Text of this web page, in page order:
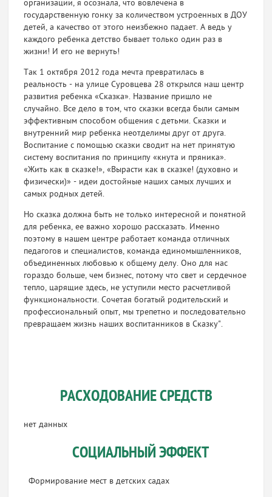
организации, я осознала, что вовлечена в
государственную гонку за количеством устроенных в ДОУ
детей, а качество от этого неизбежно падает. А ведь у
каждого ребенка детство бывает только один раз в
жизни! И его не вернуть!
Так 1 октября 2012 года мечта превратилась в
реальность - на улице Суровцева 28 открылся наш центр
развития ребенка «Сказка». Название пришло не
случайно. Все дело в том, что сказки всегда были самым
эффективным способом общения с детьми. Сказки и
внутренний мир ребенка неотделимы друг от друга.
Воспитание с помощью сказки сводит на нет принятую
систему воспитания по принципу «кнута и пряника».
«Жить как в сказке!», «Вырасти как в сказке! (духовно и
физически)» - идеи достойные наших самых лучших и
самых родных детей.
Но сказка должна быть не только интересной и понятной
для ребенка, ее важно хорошо рассказать. Именно
поэтому в нашем центре работает команда отличных
педагогов и специалистов, команда единомышленников,
объединенных любовью к общему делу. Оно для нас
гораздо больше, чем бизнес, потому что свет и сердечное
тепло, царящие здесь, не уступили место расчетливой
функциональности. Сочетая богатый родительский и
профессиональный опыт, мы трепетно и последовательно
превращаем жизнь наших воспитанников в Сказку".
РАСХОДОВАНИЕ СРЕДСТВ
нет данных
СОЦИАЛЬНЫЙ ЭФФЕКТ
Формирование мест в детских садах